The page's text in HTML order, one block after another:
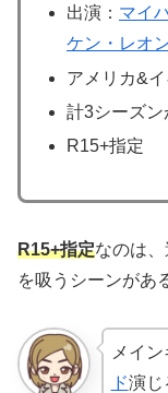
出演： マイ
ケン・レオ
アメリカ&
計3シーズ
R15+指定
R15+指定なのは
を吸うシーンがあ
メイ
ド演じ